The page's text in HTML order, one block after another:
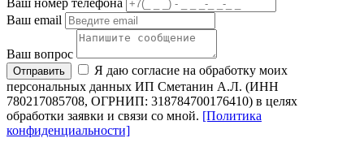
Ваш номер телефона
Ваш email
Ваш вопрос
Отправить
Я даю согласие на обработку моих
персональных данных ИП Сметанин А.Л. (ИНН
780217085708, ОГРНИП: 318784700176410) в целях
обработки заявки и связи со мной. [Политика
конфиденциальности]